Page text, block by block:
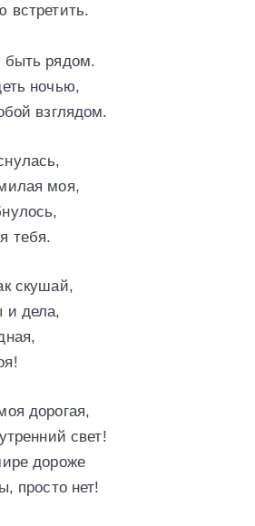
встретить.
быть рядом.
ночью,
взглядом.
моя,
тебя.
скушай,
и дела,
дорогая,
свет!
дороже
просто нет!